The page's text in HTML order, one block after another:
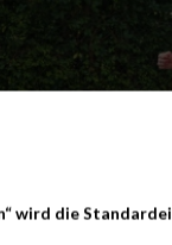
wird die